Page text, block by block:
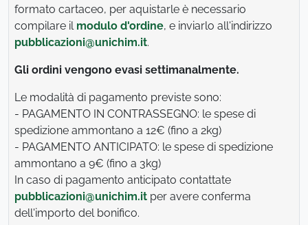
formato cartaceo, per aquistarle è necessario
compilare il modulo d'ordine, e inviarlo all'indirizzo
pubblicazioni@unichim.it.
Gli ordini vengono evasi settimanalmente.
Le modalità di pagamento previste sono:
- PAGAMENTO IN CONTRASSEGNO: le spese di
spedizione ammontano a 12€ (fino a 2kg)
- PAGAMENTO ANTICIPATO: le spese di spedizione
ammontano a 9€ (fino a 3kg)
In caso di pagamento anticipato contattate
pubblicazioni@unichim.it per avere conferma
dell'importo del bonifico.